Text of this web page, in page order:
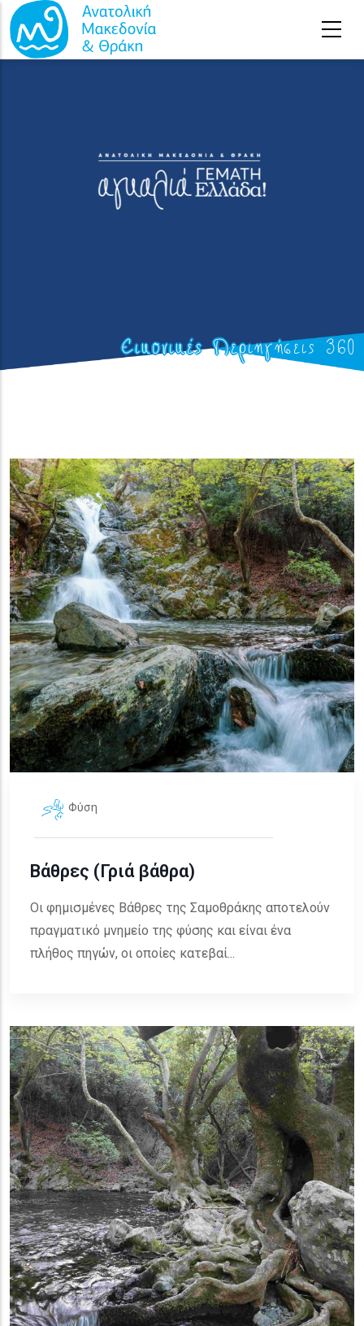
Παράκαμψη προς το κυρίως περιεχόμενο
Εικονικές Περιηγήσεις 360
Φύση
Βάθρες (Γριά βάθρα)
Οι φημισμένες Βάθρες της Σαμοθράκης αποτελούν
πραγματικό μνημείο της φύσης και είναι ένα
πλήθος πηγών, οι οποίες κατεβαί...